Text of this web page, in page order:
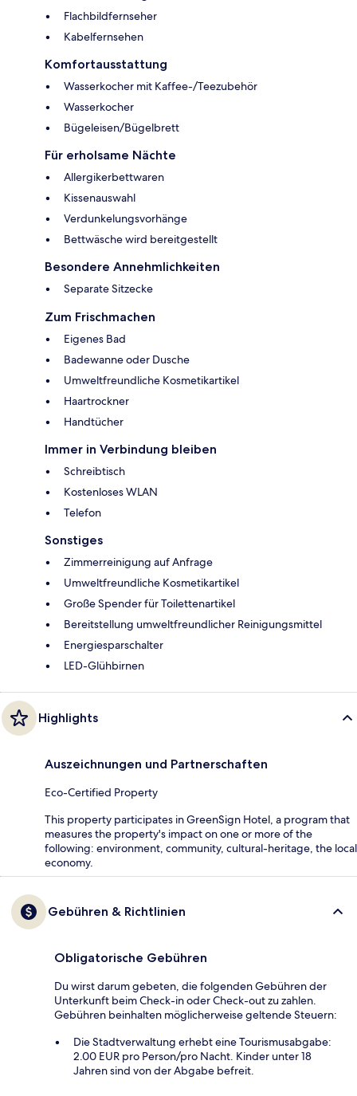
Flachbildfernseher
Kabelfernsehen
Komfortausstattung
Wasserkocher mit Kaffee-/Teezubehör
Wasserkocher
Bügeleisen/Bügelbrett
Für erholsame Nächte
Allergikerbettwaren
Kissenauswahl
Verdunkelungsvorhänge
Bettwäsche wird bereitgestellt
Besondere Annehmlichkeiten
Separate Sitzecke
Zum Frischmachen
Eigenes Bad
Badewanne oder Dusche
Umweltfreundliche Kosmetikartikel
Haartrockner
Handtücher
Immer in Verbindung bleiben
Schreibtisch
Kostenloses WLAN
Telefon
Sonstiges
Zimmerreinigung auf Anfrage
Umweltfreundliche Kosmetikartikel
Große Spender für Toilettenartikel
Bereitstellung umweltfreundlicher Reinigungsmittel
Energiesparschalter
LED-Glühbirnen
Highlights
Auszeichnungen und Partnerschaften
Eco-Certified Property
This property participates in GreenSign Hotel, a program that
measures the property's impact on one or more of the
following: environment, community, cultural-heritage, the local
economy.
Gebühren & Richtlinien
Obligatorische Gebühren
Du wirst darum gebeten, die folgenden Gebühren der
Unterkunft beim Check-in oder Check-out zu zahlen.
Gebühren beinhalten möglicherweise geltende Steuern:
Die Stadtverwaltung erhebt eine Tourismusabgabe:
2.00 EUR pro Person/pro Nacht. Kinder unter 18
Jahren sind von der Abgabe befreit.